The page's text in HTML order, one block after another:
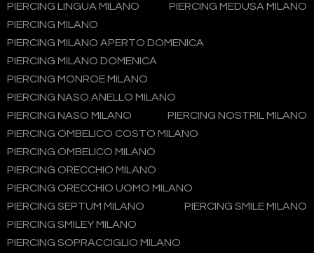
PIERCING LINGUA MILANO
PIERCING MEDUSA MILANO
PIERCING MILANO
PIERCING MILANO APERTO DOMENICA
PIERCING MILANO DOMENICA
PIERCING MONROE MILANO
PIERCING NASO ANELLO MILANO
PIERCING NASO MILANO
PIERCING NOSTRIL MILANO
PIERCING OMBELICO COSTO MILANO
PIERCING OMBELICO MILANO
PIERCING ORECCHIO MILANO
PIERCING ORECCHIO UOMO MILANO
PIERCING SEPTUM MILANO
PIERCING SMILE MILANO
PIERCING SMILEY MILANO
PIERCING SOPRACCIGLIO MILANO